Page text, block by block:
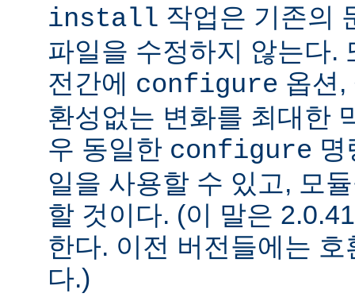
install 작업은 기존의
파일을 수정하지 않는다.
전간에 configure 옵션,
환성없는 변화를 최대한
우 동일한 configure 명
일을 사용할 수 있고, 모
할 것이다. (이 말은
한다. 이전 버전들에는
다.)